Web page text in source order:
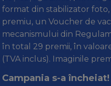
format din stabilizator
premiu, un Voucher de
mecanismului din
în total 29 premii, în
(TVA inclus). Imaginile
Campania s-a încheiat!